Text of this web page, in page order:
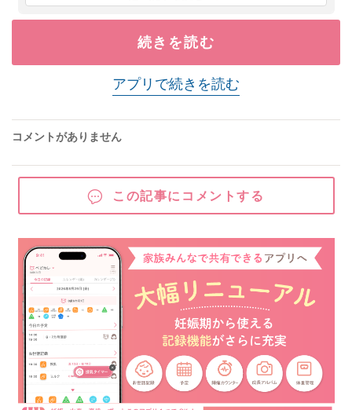
続きを読む
アプリで続きを読む
コメントがありません
この記事にコメントする